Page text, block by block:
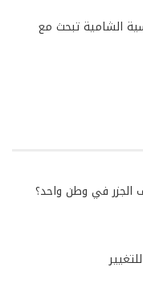
الشامية تبحث مع
الجزر في وطن واحد؟